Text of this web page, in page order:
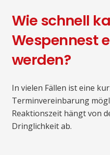
Wie schnell
Wespennest
werden?
In vielen Fällen ist eine
Terminvereinbarung
Reaktionszeit hängt von
Dringlichkeit ab.